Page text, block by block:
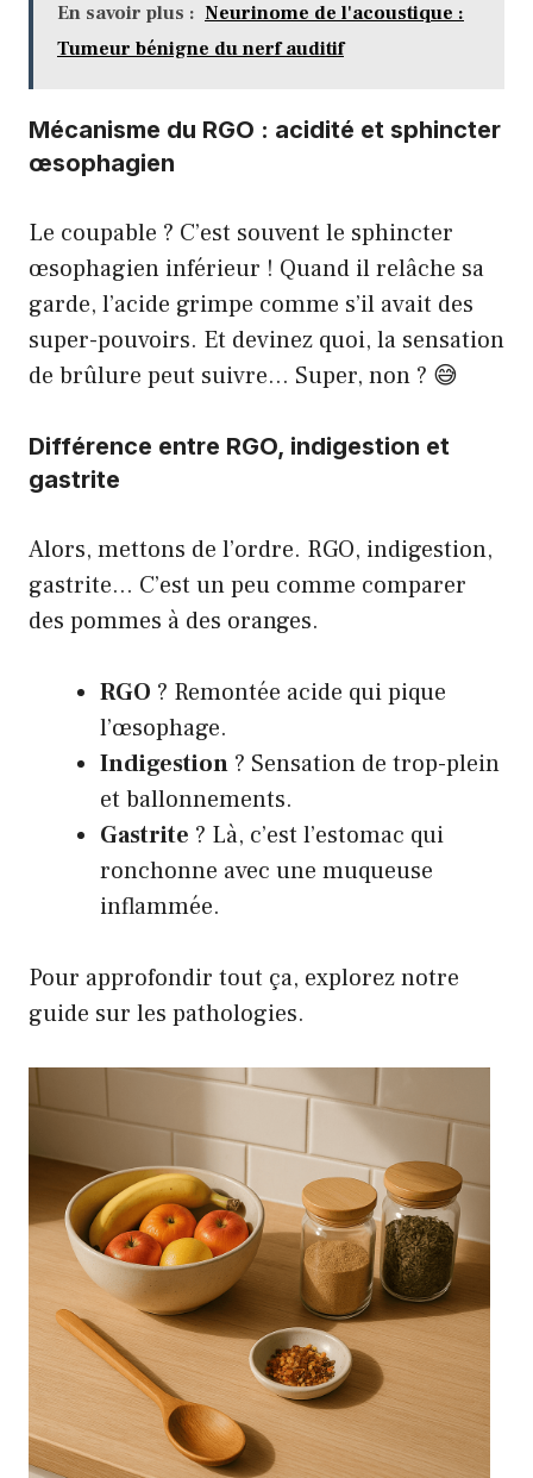
En savoir plus : Neurinome de l'acoustique :
Tumeur bénigne du nerf auditif
Mécanisme du RGO : acidité et sphincter
œsophagien
Le coupable ? C’est souvent le sphincter
œsophagien inférieur ! Quand il relâche sa
garde, l’acide grimpe comme s’il avait des
super-pouvoirs. Et devinez quoi, la sensation
de brûlure peut suivre… Super, non ? 😅
Différence entre RGO, indigestion et
gastrite
Alors, mettons de l’ordre. RGO, indigestion,
gastrite… C’est un peu comme comparer
des pommes à des oranges.
RGO ? Remontée acide qui pique
l’œsophage.
Indigestion ? Sensation de trop-plein
et ballonnements.
Gastrite ? Là, c’est l’estomac qui
ronchonne avec une muqueuse
inflammée.
Pour approfondir tout ça, explorez notre
guide sur les pathologies.